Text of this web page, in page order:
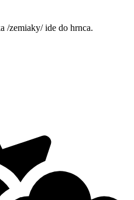
/zemiaky/ ide do hrnca.